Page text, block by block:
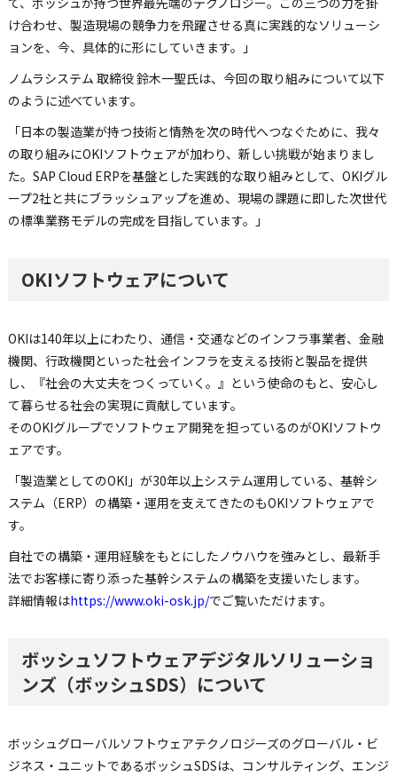
け合わせ、製造現場の競争力を飛躍させる真に実践的なソリューシ
ョンを、今、具体的に形にしていきます。」
ノムラシステム 取締役 鈴木一聖氏は、今回の取り組みについて以下
のように述べています。
「日本の製造業が持つ技術と情熱を次の時代へつなぐために、我々
の取り組みにOKIソフトウェアが加わり、新しい挑戦が始まりまし
た。SAP Cloud ERPを基盤とした実践的な取り組みとして、OKIグル
ープ2社と共にブラッシュアップを進め、現場の課題に即した次世代
の標準業務モデルの完成を目指しています。」
OKIソフトウェアについて
OKIは140年以上にわたり、通信・交通などのインフラ事業者、金融
機関、行政機関といった社会インフラを支える技術と製品を提供
し、『社会の大丈夫をつくっていく。』という使命のもと、安心し
て暮らせる社会の実現に貢献しています。
そのOKIグループでソフトウェア開発を担っているのがOKIソフトウ
ェアです。
「製造業としてのOKI」が30年以上システム運用している、基幹シ
ステム（ERP）の構築・運用を支えてきたのもOKIソフトウェアで
す。
自社での構築・運用経験をもとにしたノウハウを強みとし、最新手
法でお客様に寄り添った基幹システムの構築を支援いたします。
詳細情報はhttps://www.oki-osk.jp/でご覧いただけます。
ボッシュソフトウェアデジタルソリューショ
ンズ（ボッシュSDS）について
ボッシュグローバルソフトウェアテクノロジーズのグローバル・ビ
ジネス・ユニットであるボッシュSDSは、コンサルティング、エンジ